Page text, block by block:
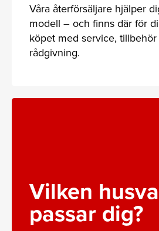
Våra återförsäljare hjälper
modell – och finns där för
köpet med service,
rådgivning.
Vilken
passar dig?